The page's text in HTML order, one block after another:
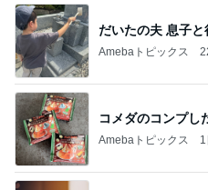
だいたの夫 息子と
Amebaトピックス
コメダのコンプし
Amebaトピックス